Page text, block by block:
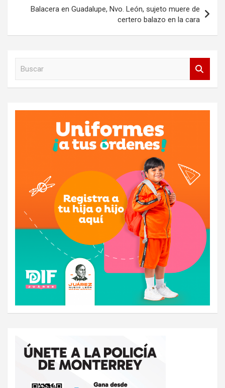
Balacera en Guadalupe, Nvo. León, sujeto muere de
certero balazo en la cara